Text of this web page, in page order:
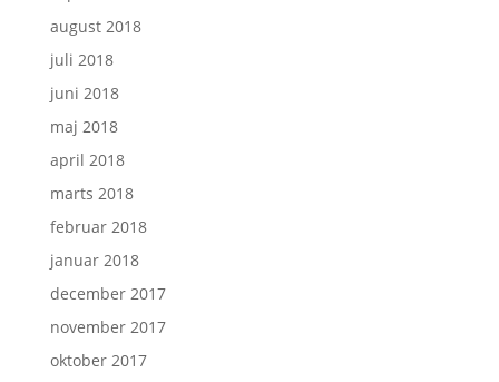
august 2018
juli 2018
juni 2018
maj 2018
april 2018
marts 2018
februar 2018
januar 2018
december 2017
november 2017
oktober 2017